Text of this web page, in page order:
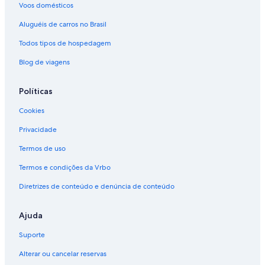
Voos domésticos
Aluguéis de carros no Brasil
Todos tipos de hospedagem
Blog de viagens
Políticas
Cookies
Privacidade
Termos de uso
Termos e condições da Vrbo
Diretrizes de conteúdo e denúncia de conteúdo
Ajuda
Suporte
Alterar ou cancelar reservas